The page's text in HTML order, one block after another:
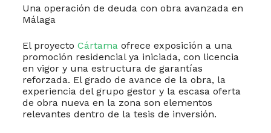
Una operación de deuda con obra avanzada en
Málaga
El proyecto Cártama ofrece exposición a una
promoción residencial ya iniciada, con licencia
en vigor y una estructura de garantías
reforzada. El grado de avance de la obra, la
experiencia del grupo gestor y la escasa oferta
de obra nueva en la zona son elementos
relevantes dentro de la tesis de inversión.